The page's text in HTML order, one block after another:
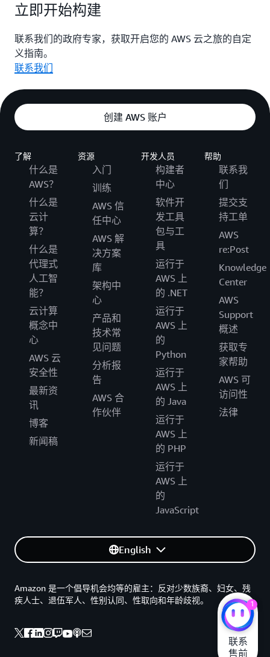
立即开始构建
联系我们的政府专家，获取开启您的 AWS 云之旅的自定
义指南。
联系我们
创建 AWS 账户
了解
什么是
AWS？
什么是
云计
算？
什么是
代理式
人工智
能？
云计算
概念中
心
AWS 云
安全性
最新资
讯
博客
新闻稿
资源
入门
训练
AWS 信
任中心
AWS 解
决方案
库
架构中
心
产品和
技术常
见问题
分析报
告
AWS 合
作伙伴
开发人员
构建者
中心
软件开
发工具
包与工
具
运行于
AWS 上
的 .NET
运行于
AWS 上
的
Python
运行于
AWS 上
的 Java
运行于
AWS 上
的 PHP
运行于
AWS 上
的
JavaScript
帮助
联系我
们
提交支
持工单
AWS
re:Post
Knowledge
Center
AWS
Support
概述
获取专
家帮助
AWS 可
访问性
法律
English
Amazon 是一个倡导机会均等的雇主：反对少数族裔、妇女、残
疾人士、退伍军人、性别认同、性取向和年龄歧视。
1
联系
售前